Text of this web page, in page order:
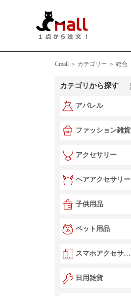
Cmall ＞ カテゴリー ＞ 総合
カテゴリから探す
アパレル
ファッション雑貨
アクセサリー
ヘアアクセサリー
子供用品
ペット用品
スマホアクセサリー
日用雑貨